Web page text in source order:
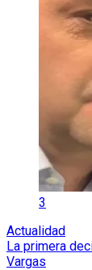
3
Actualidad
La primera
Vargas